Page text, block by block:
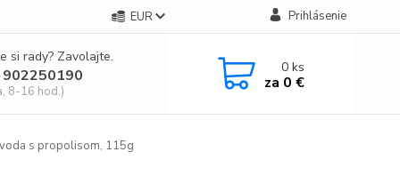
EUR Prihlásenie
si rady? Zavolajte.
8-16 hod.)
0ks
za 0 €
s propolisom, 115g